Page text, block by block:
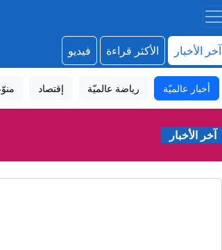
آخر الأخبار الأكثر قراءة فيديو
أخبار عالميّة رياضة عالميّة إقتصاد
آخر الأخبار